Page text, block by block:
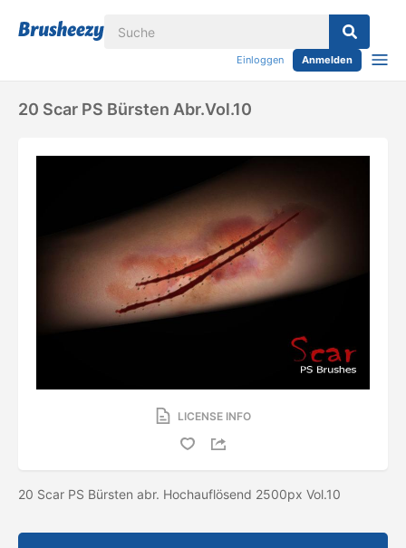
Einloggen Anmelden
20 Scar PS Bürsten Abr.Vol.10
LICENSE INFO
20 Scar PS Bürsten abr. Hochauflösend 2500px Vol.10